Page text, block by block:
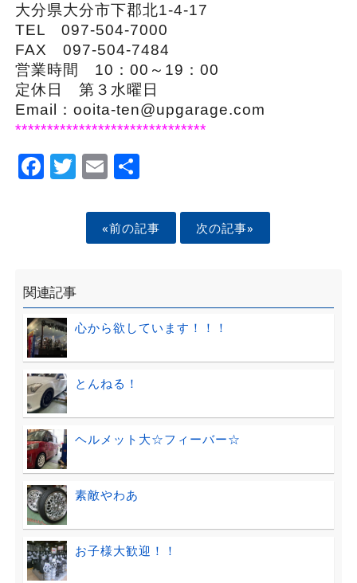
大分県大分市下郡北1-4-17
TEL 097-504-7000
FAX 097-504-7484
営業時間 10：00～19：00
定休日 第３水曜日
Email：ooita-ten@upgarage.com
******************************
Facebook
Twitter
EmailShare
«前の記事 次の記事»
関連記事
心から欲しています！！！
とんねる！
ヘルメット大☆フィーバー☆
素敵やわあ
お子様大歓迎！！